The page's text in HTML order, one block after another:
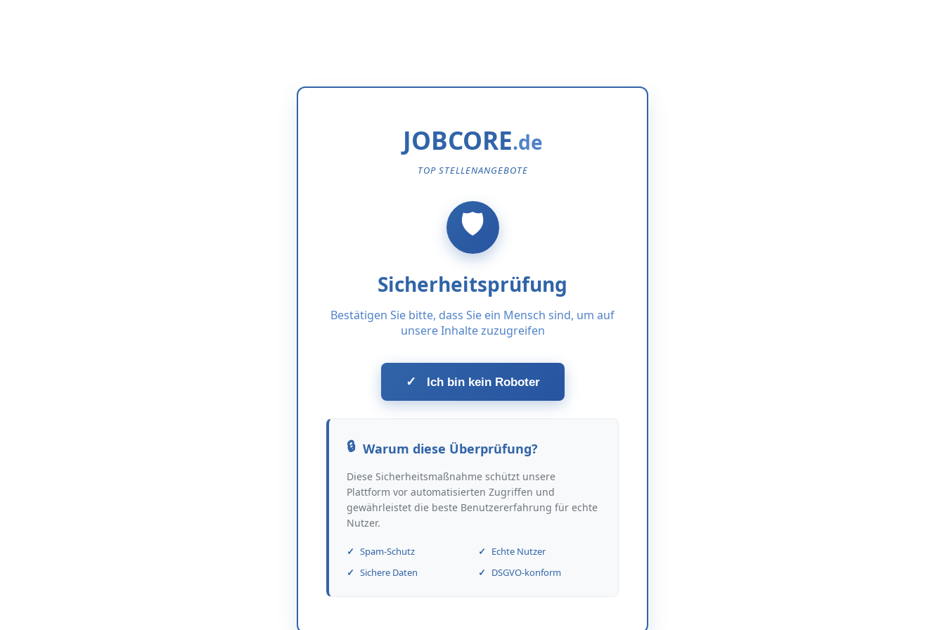
JOBCORE
TOP STELLENANGEBOTE
Sicherheitsprüfung
Bestätigen Sie bitte, dass Sie ein Mensch sind, um auf
unsere Inhalte zuzugreifen
✓ Ich bin kein Roboter
Warum diese Überprüfung?
Diese Sicherheitsmaßnahme schützt unsere
Plattform vor automatisierten Zugriffen und
gewährleistet die beste Benutzererfahrung für echte
Nutzer.
Spam-Schutz
Echte Nutzer
Sichere Daten
DSGVO-konform